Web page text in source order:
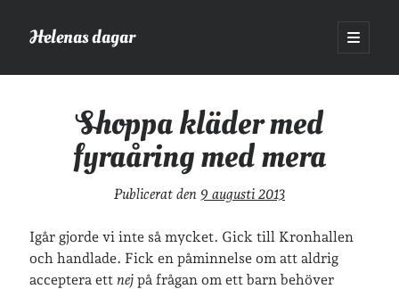
Helenas dagar
öppna
primär
Sidopanel
Shoppa kläder med
fyraåring med mera
Publicerat den 9 augusti 2013
Igår gjorde vi inte så mycket. Gick till Kronhallen
och handlade. Fick en påminnelse om att aldrig
acceptera ettnej på frågan om ett barn behöver